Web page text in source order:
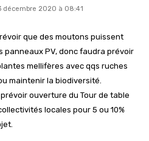
décembre 2020 à 08:41
que des moutons puissent
panneaux PV, donc faudra prévoir
mellifères avec qqs ruches
maintenir la biodiversité.
ouverture du Tour de table
locales pour 5 ou 10%